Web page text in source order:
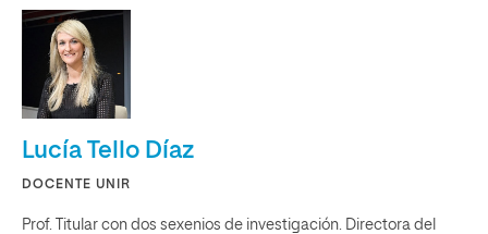
Lucía Tello Díaz
DOCENTE UNIR
Prof. Titular con dos sexenios de investigación. Directora del